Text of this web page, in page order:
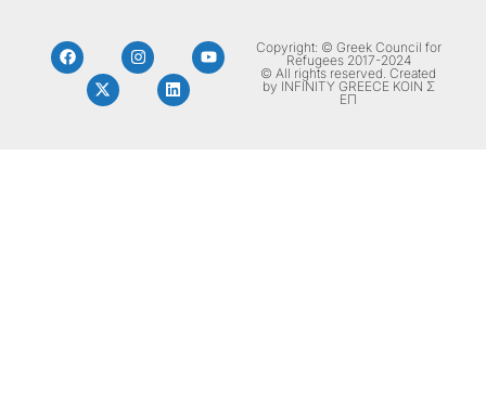
Copyright: © Greek Council for
Refugees 2017-2024
© All rights reserved. Created
by INFINITY GREECE ΚΟΙΝ Σ
ΕΠ